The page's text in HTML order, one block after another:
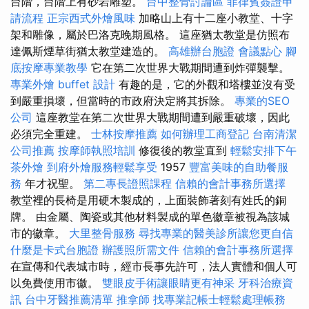
請流程 正宗西式外燴風味 加略山上有十二座小教堂、十字
架和雕像，屬於巴洛克晚期風格。 這座猶太教堂是仿照布
達佩斯煙草街猶太教堂建造的​​。 高雄辦台胞證 會議點心 腳
底按摩專業教學 它在第二次世界大戰期間遭到炸彈襲擊。
專業外燴 buffet 設計 有趣的是，它的外觀和塔樓並沒有受
到嚴重損壞，但當時的市政府決定將其拆除。 專業的SEO
公司 這座教堂在第二次世界大戰期間遭到嚴重破壞，因此
必須完全重建。 士林按摩推薦 如何辦理工商登記 台南清潔
公司推薦 按摩師執照培訓 修復後的教堂直到 輕鬆安排下午
茶外燴 到府外燴服務輕鬆享受 1957 豐富美味的自助餐服
務 年才祝聖。 第二專長證照課程 信賴的會計事務所選擇
教堂裡的長椅是用硬木製成的，上面裝飾著刻有姓氏的銅
牌。 由金屬、陶瓷或其他材料製成的單色徽章被視為該城
市的徽章。 大里整骨服務 尋找專業的醫美診所讓您更自信
什麼是卡式台胞證 辦護照所需文件 信賴的會計事務所選擇
在宣傳和代表城市時，經市長事先許可，法人實體和個人可
以免費使用市徽。 雙眼皮手術讓眼睛更有神采 牙科治療資
訊 台中牙醫推薦清單 推拿師 找專業記帳士輕鬆處理帳務